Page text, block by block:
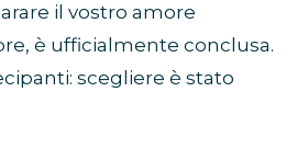
il vostro amore
è ufficialmente conclusa.
scegliere è stato